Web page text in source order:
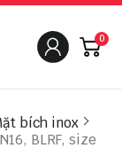
0
bích inox
BLRF, size